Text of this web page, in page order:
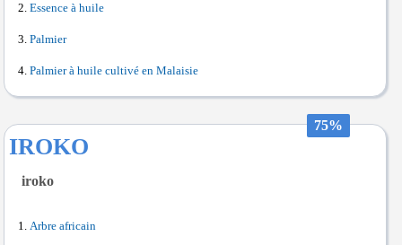
Essence à huile
Palmier
Palmier à huile cultivé en Malaisie
75%
IROKO
iroko
Arbre africain